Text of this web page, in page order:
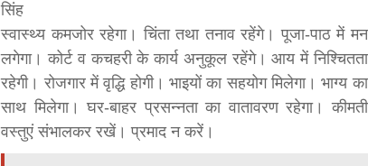
सिंह
स्वास्थ्य कमजोर रहेगा। चिंता तथा तनाव रहेंगे। पूजा-पाठ में मन
लगेगा। कोर्ट व कचहरी के कार्य अनुकूल रहेंगे। आय में निश्चितता
रहेगी। रोजगार में वृद्धि होगी। भाइयों का सहयोग मिलेगा। भाग्य का
साथ मिलेगा। घर-बाहर प्रसन्नता का वातावरण रहेगा। कीमती
वस्तुएं संभालकर रखें। प्रमाद न करें।